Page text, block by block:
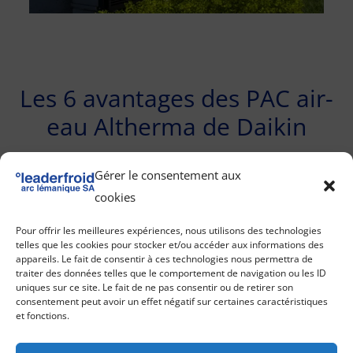
Gérer le consentement aux
cookies
Pour offrir les meilleures expériences, nous utilisons des technologies
telles que les cookies pour stocker et/ou accéder aux informations des
appareils. Le fait de consentir à ces technologies nous permettra de
traiter des données telles que le comportement de navigation ou les ID
uniques sur ce site. Le fait de ne pas consentir ou de retirer son
consentement peut avoir un effet négatif sur certaines caractéristiques
et fonctions.
Les 6 avantages des PAC air-
eau Altherma de Daikin
Une solution réversible basse température tout-